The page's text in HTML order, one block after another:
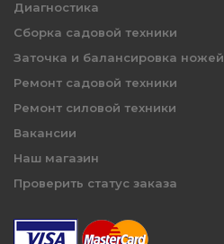
Диагностика
Сборка садовой техники
Заточка и балансировка ножей
Ремонт садовой техники
Ремонт силовой техники
Вакансии
Наш магазин
Проверить статус заказа